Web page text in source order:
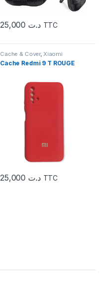
د.ت TTC
Cache & Cover, Xiaomi
Cache Redmi 9 T ROUGE
د.ت TTC